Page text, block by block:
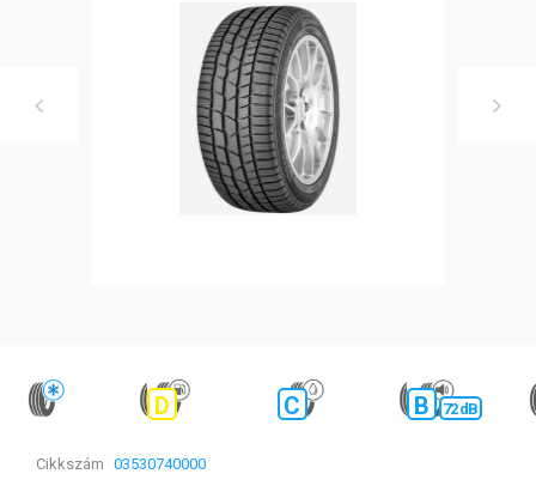
D C B 72 dB
Cikkszám 03530740000